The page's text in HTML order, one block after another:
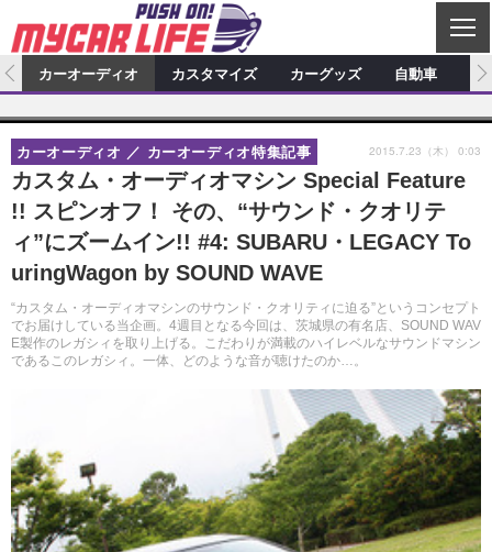
C
L
S
E
カーオーディオ
特集記事 新製品情報
プロショップ検索 ショップ訪問記
カーオーディオニュース デモカー製作記
その他
カスタマイズ
カスタマイズ特集記事 カスタマイズ新製品情報
カスタマイズニュース
カーグッズ
カーグッズ特集記事 カーグッズ新製品情報
カーグッズニュース
自動車
ニュース
スクープ
アクセスランキング
カーオーディオ カスタマイズ カーグッズ 自動車
カスタム・オーディオマシン Special Feature
!! スピンオフ！ その、“サウンド・クオリテ
ィ”にズームイン!! #4: SUBARU・LEGACY To
uringWagon by SOUND WAVE
“カスタム・オーディオマシンのサウンド・クオリティに迫る”というコンセプト
でお届けしている当企画。4週目となる今回は、茨城県の有名店、SOUND WAV
E製作のレガシィを取り上げる。こだわりが満載のハイレベルなサウンドマシン
であるこのレガシィ。一体、どのような音が聴けたのか…。
カーオーディオ カーオーディオ特集記事 2015.7.23（木） 0:03